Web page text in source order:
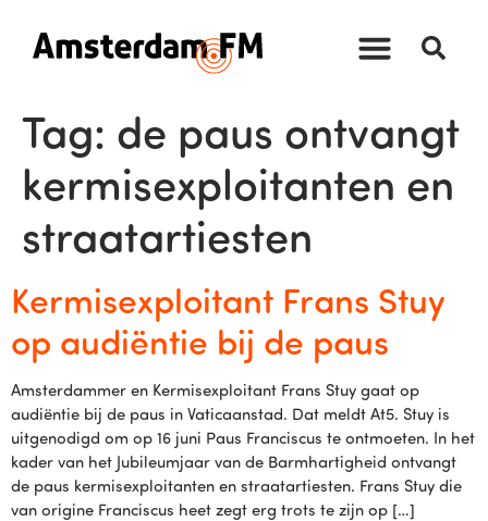
Tag: de paus ontvangt
kermisexploitanten en
straatartiesten
Kermisexploitant Frans Stuy
op audiëntie bij de paus
Amsterdammer en Kermisexploitant Frans Stuy gaat op
audiëntie bij de paus in Vaticaanstad. Dat meldt At5. Stuy is
uitgenodigd om op 16 juni Paus Franciscus te ontmoeten. In het
kader van het Jubileumjaar van de Barmhartigheid ontvangt
de paus kermisexploitanten en straatartiesten. Frans Stuy die
van origine Franciscus heet zegt erg trots te zijn op […]